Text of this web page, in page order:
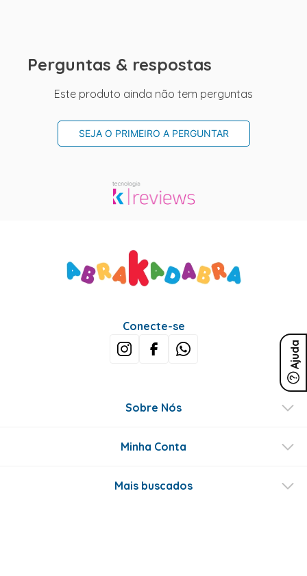
Perguntas & respostas
Este produto ainda não tem perguntas
SEJA O PRIMEIRO A PERGUNTAR
Ajuda
Conecte-se
Sobre Nós
Minha Conta
Mais buscados